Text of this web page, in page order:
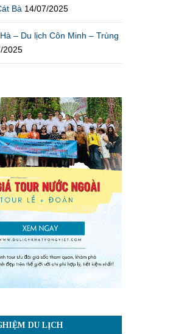
Bà 14/07/2025
– Du lịch Côn Minh – Trùng
2025
DU LỊCH